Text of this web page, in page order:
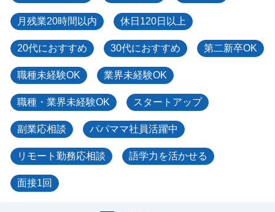
月残業20時間以内 休日120日以上
20代におすすめ 30代におすすめ 第二新卒OK
職種未経験OK 業界未経験OK
職種・業界未経験OK スタートアップ
副業応相談 パパママ社員活躍中
リモート勤務応相談 語学力を活かせる
面接1回